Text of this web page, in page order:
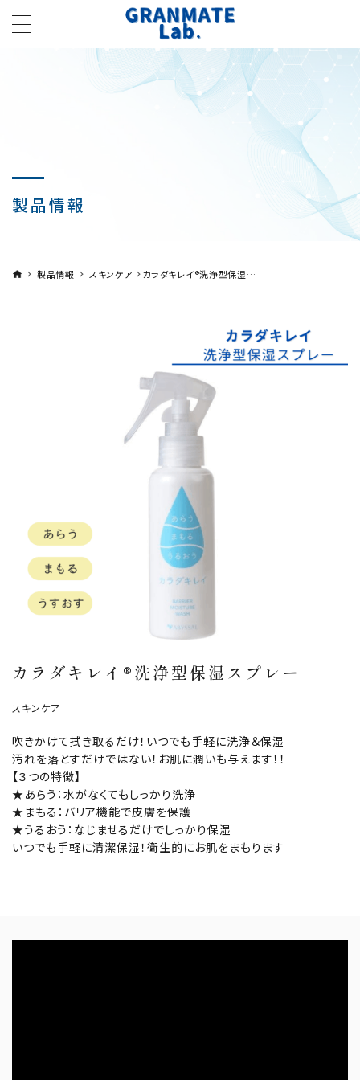
製品情報
製品情報 スキンケア
カラダキレイ®洗浄型保湿ス
カラダキレイ®洗浄型保湿スプレー
スキンケア
吹きかけて拭き取るだけ！いつでも手軽に洗浄＆保湿
汚れを落とすだけではない！お肌に潤いも与えます！！
【３つの特徴】
★あらう：水がなくてもしっかり洗浄
★まもる：バリア機能で皮膚を保護
★うるおう：なじませるだけでしっかり保湿
いつでも手軽に清潔保湿！衛生的にお肌をまもります